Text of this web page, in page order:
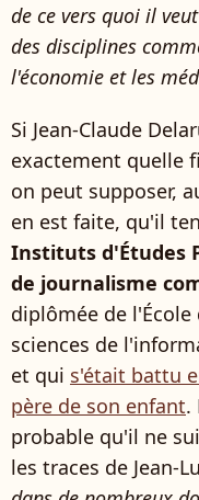
de ce vers quoi il
des disciplines
l'économie et les
Si Jean-Claude
exactement quelle
on peut supposer,
en est faite, qu'il
Instituts d'Études
de journalisme
diplômée de
sciences de
et qui s'était battu
père de son enfant.
probable qu'il ne
les traces de Jean-